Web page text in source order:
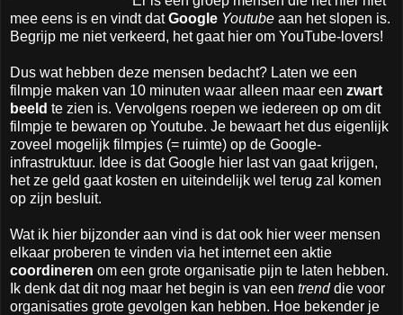
mee eens is en vindt datGoogle Youtube aan het slopen is.
Begrijp me niet verkeerd, het gaat hier om YouTube-lovers!
Dus wat hebben deze mensen bedacht? Laten we een
filmpje maken van 10 minuten waar alleen maar een zwart
beeld te zien is. Vervolgens roepen we iedereen op om dit
filmpje te bewaren op Youtube. Je bewaart het dus eigenlijk
zoveel mogelijk filmpjes (= ruimte) op de Google-
infrastruktuur. Idee is dat Google hier last van gaat krijgen,
het ze geld gaat kosten en uiteindelijk wel terug zal komen
op zijn besluit.
Wat ik hier bijzonder aan vind is dat ook hier weer mensen
elkaar proberen te vinden via het internet een aktie
coordineren om een grote organisatie pijn te laten hebben.
Ik denk dat dit nog maar het begin is van een trenddie voor
organisaties grote gevolgen kan hebben. Hoe bekender je